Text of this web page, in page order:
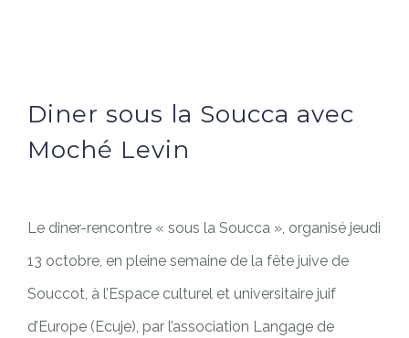
Diner sous la Soucca avec
Moché Levin
Le diner-rencontre « sous la Soucca », organisé jeudi
13 octobre, en pleine semaine de la fête juive de
Souccot, à l’Espace culturel et universitaire juif
d’Europe (Ecuje), par l’association Langage de